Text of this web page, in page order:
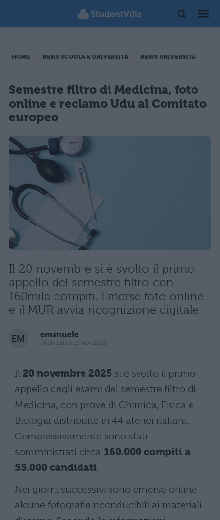
HOME NEWS SCUOLA E UNIVERSITÀ NEWS UNIVERSITÀ
Semestre filtro di Medicina, foto
online e reclamo Udu al Comitato
europeo
Il 20 novembre si è svolto il primo
appello del semestre filtro con
160mila compiti. Emerse foto online
e il MUR avvia ricognizione digitale.
emanuele
Pubblicato il 27 nov 2025
Il 20 novembre 2025 si è svolto il primo
appello degli esami del semestre filtro di
Medicina, con prove di Chimica, Fisica e
Biologia distribuite in 44 atenei italiani.
Complessivamente sono stati
somministrati circa 160.000 compiti a
55.000 candidati.
Nei giorni successivi sono emerse online
alcune fotografie riconducibili ai materiali